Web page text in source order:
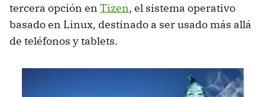
tercera opción en Tizen, el sistema operativo
basado en Linux, destinado a ser usado más allá
de teléfonos y tablets.